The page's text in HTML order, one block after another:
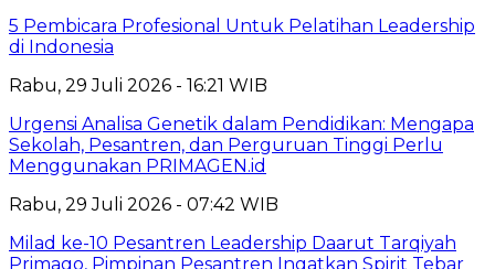
5 Pembicara Profesional Untuk Pelatihan Leadership
di Indonesia
Rabu, 29 Juli 2026 - 16:21 WIB
Urgensi Analisa Genetik dalam Pendidikan: Mengapa
Sekolah, Pesantren, dan Perguruan Tinggi Perlu
Menggunakan PRIMAGEN.id
Rabu, 29 Juli 2026 - 07:42 WIB
Milad ke-10 Pesantren Leadership Daarut Tarqiyah
Primago, Pimpinan Pesantren Ingatkan Spirit Tebar